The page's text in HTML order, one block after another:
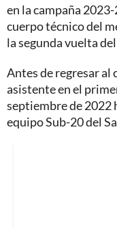
en la campaña
cuerpo técnico del
la segunda vuelta
Antes de regresar
asistente en el
septiembre de 2022
equipo Sub-20 del